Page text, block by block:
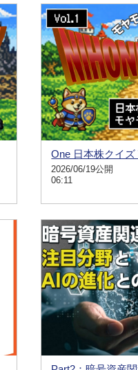
One 日本株クイズ
2026/06/19公開
06:11